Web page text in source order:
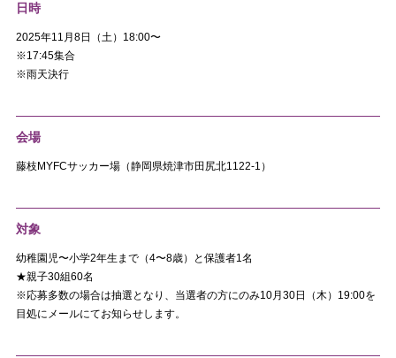
日時
2025年11月8日（土）18:00〜
※17:45集合
※雨天決行
会場
藤枝MYFCサッカー場（静岡県焼津市田尻北1122-1）
対象
幼稚園児〜小学2年生まで（4〜8歳）と保護者1名
★親子30組60名
※応募多数の場合は抽選となり、当選者の方にのみ10月30日（木）19:00を
目処にメールにてお知らせします。